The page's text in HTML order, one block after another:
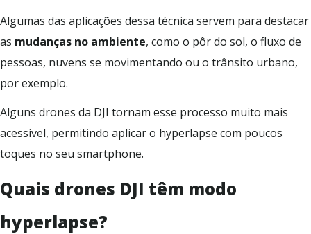
Algumas das aplicações dessa técnica servem para destacar
as mudanças no ambiente, como o pôr do sol, o fluxo de
pessoas, nuvens se movimentando ou o trânsito urbano,
por exemplo.
Alguns drones da DJI tornam esse processo muito mais
acessível, permitindo aplicar o hyperlapse com poucos
toques no seu smartphone.
Quais drones DJI têm modo
hyperlapse?